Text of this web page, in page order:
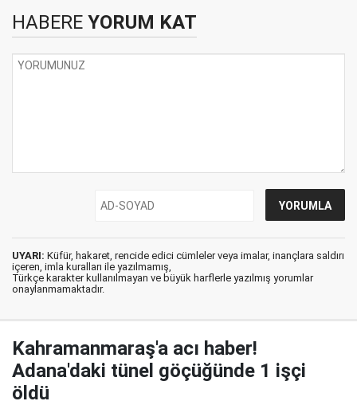
HABERE YORUM KAT
UYARI: Küfür, hakaret, rencide edici cümleler veya imalar, inançlara saldırı
içeren, imla kuralları ile yazılmamış,
Türkçe karakter kullanılmayan ve büyük harflerle yazılmış yorumlar
onaylanmamaktadır.
Kahramanmaraş'a acı haber!
Adana'daki tünel göçüğünde 1 işçi
öldü